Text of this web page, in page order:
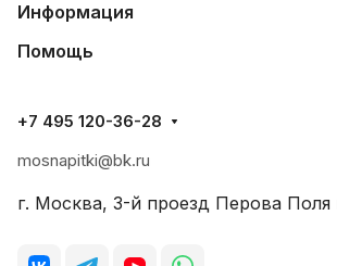
Информация
Помощь
+7 495 120-36-28
mosnapitki@bk.ru
г. Москва, 3-й проезд Перова Поля